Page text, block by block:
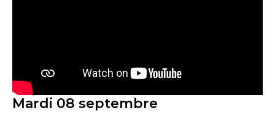
Mardi 08 septembre